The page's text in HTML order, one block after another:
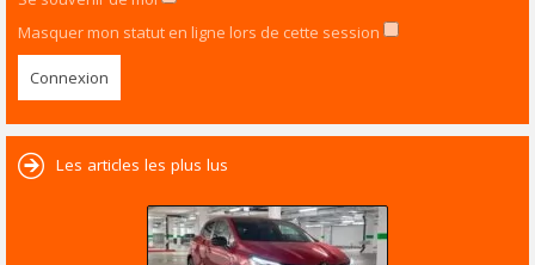
Masquer mon statut en ligne lors de cette session
Les articles les plus lus